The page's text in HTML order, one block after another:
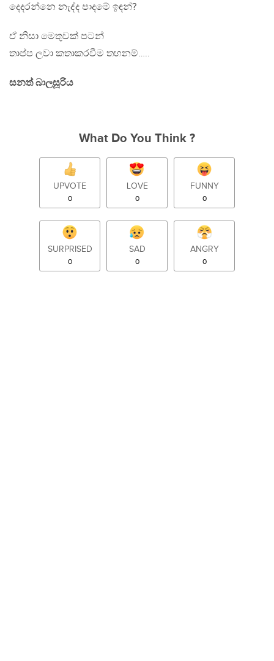
දෙදරන්නෙ නැද්ද පාදමේ ඉඳන්?
ඒ නිසා මෙතුවක් පටන්
තාප්ප ලවා කතාකරවීම තහනම්…..
සනත් බාලසූරිය
What Do You Think ?
UPVOTE
0
LOVE
0
FUNNY
0
SURPRISED
0
SAD
0
ANGRY
0